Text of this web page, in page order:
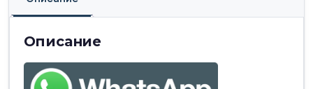
Описание